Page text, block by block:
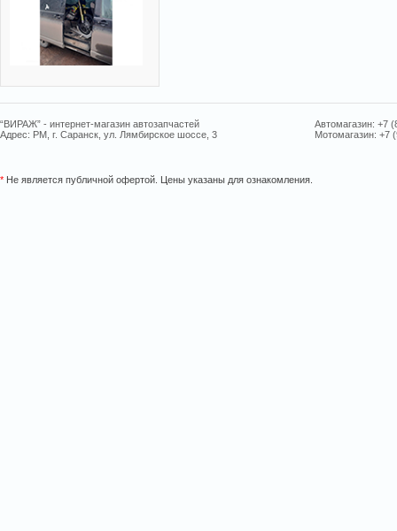
“ВИРАЖ” - интернет-магазин автозапчастей
Адрес: РМ, г. Саранск, ул. Лямбирское шоссе, 3
Автомагазин: +7
Мотомагазин: +7
* Не является публичной офертой. Цены указаны для ознакомления.